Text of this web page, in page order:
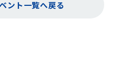
ント一覧へ戻る